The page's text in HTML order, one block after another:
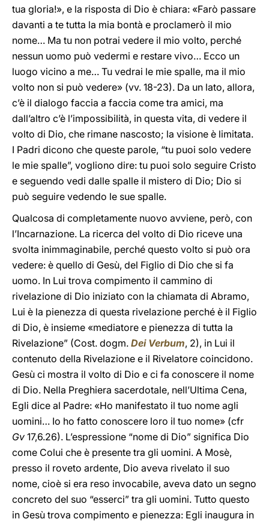
tua gloria!», e la risposta di Dio è chiara: «Farò passare
davanti a te tutta la mia bontà e proclamerò il mio
nome… Ma tu non potrai vedere il mio volto, perché
nessun uomo può vedermi e restare vivo… Ecco un
luogo vicino a me… Tu vedrai le mie spalle, ma il mio
volto non si può vedere» (vv. 18-23). Da un lato, allora,
c’è il dialogo faccia a faccia come tra amici, ma
dall’altro c’è l’impossibilità, in questa vita, di vedere il
volto di Dio, che rimane nascosto; la visione è limitata.
I Padri dicono che queste parole, “tu puoi solo vedere
le mie spalle”, vogliono dire: tu puoi solo seguire Cristo
e seguendo vedi dalle spalle il mistero di Dio; Dio si
può seguire vedendo le sue spalle.
Qualcosa di completamente nuovo avviene, però, con
l’Incarnazione. La ricerca del volto di Dio riceve una
svolta inimmaginabile, perché questo volto si può ora
vedere: è quello di Gesù, del Figlio di Dio che si fa
uomo. In Lui trova compimento il cammino di
rivelazione di Dio iniziato con la chiamata di Abramo,
Lui è la pienezza di questa rivelazione perché è il Figlio
di Dio, è insieme «mediatore e pienezza di tutta la
Rivelazione” (Cost. dogm. Dei Verbum, 2), in Lui il
contenuto della Rivelazione e il Rivelatore coincidono.
Gesù ci mostra il volto di Dio e ci fa conoscere il nome
di Dio. Nella Preghiera sacerdotale, nell’Ultima Cena,
Egli dice al Padre: «Ho manifestato il tuo nome agli
uomini… Io ho fatto conoscere loro il tuo nome» (cfr
Gv 17,6.26). L’espressione “nome di Dio” significa Dio
come Colui che è presente tra gli uomini. A Mosè,
presso il roveto ardente, Dio aveva rivelato il suo
nome, cioè si era reso invocabile, aveva dato un segno
concreto del suo “esserci” tra gli uomini. Tutto questo
in Gesù trova compimento e pienezza: Egli inaugura in